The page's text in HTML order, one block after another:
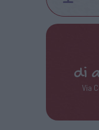
di
Via